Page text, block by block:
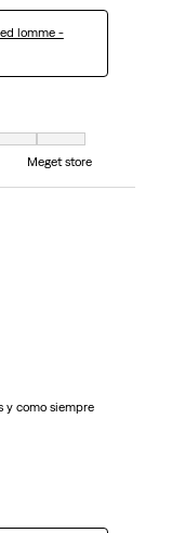
lomme -
små og 7 er lig med Meget
Meget store
y como siempre